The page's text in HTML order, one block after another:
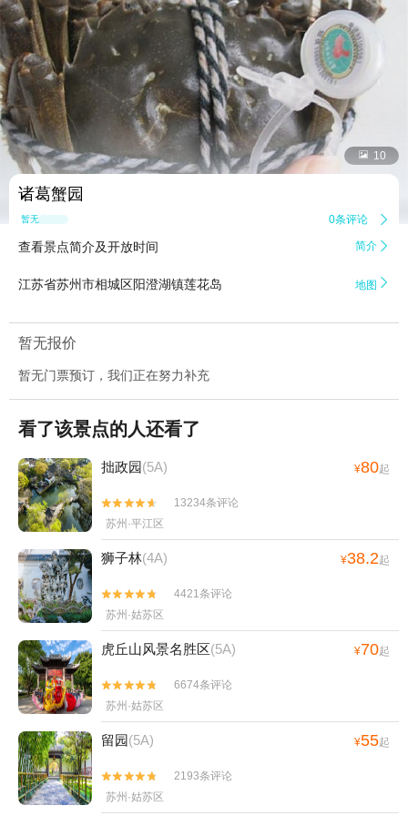
 10
诸葛蟹园
暂无点评 0条评论 
查看景点简介及开放时间 简介 
江苏省苏州市相城区阳澄湖镇莲花岛 地图 
暂无报价
暂无门票预订，我们正在努力补充
看了该景点的人还看了
拙政园(5A) ¥80起


13234条评论
苏州·平江区
狮子林(4A) ¥38.2起


4421条评论
苏州·姑苏区
虎丘山风景名胜区(5A) ¥70起


6674条评论
苏州·姑苏区
留园(5A) ¥55起


2193条评论
苏州·姑苏区
